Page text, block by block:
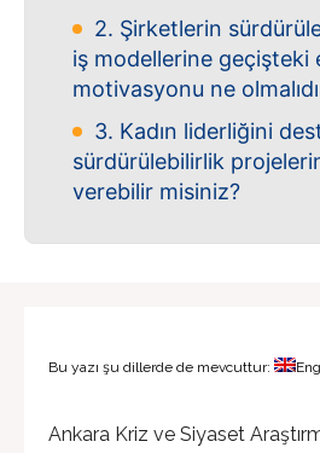
2. Şirketlerin
iş modellerine geçişteki
motivasyonu ne
3. Kadın liderliğini
sürdürülebilirlik
verebilir misiniz?
Bu yazı şu dillerde de mevcuttur:
Ankara Kriz ve Siyaset